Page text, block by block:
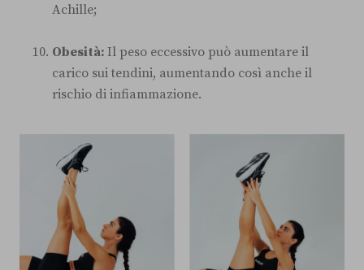
Achille;
Obesità: Il peso eccessivo può aumentare il
carico sui tendini, aumentando così anche il
rischio di infiammazione.